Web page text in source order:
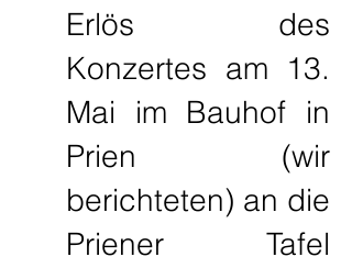
Erlös des
Konzertes am 13.
Mai im Bauhof in
Prien (wir
berichteten) an die
Priener Tafel